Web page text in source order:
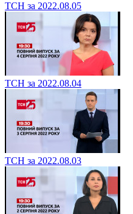
ТСН за 2022.08.05
ТСН за 2022.08.04
ТСН за 2022.08.03